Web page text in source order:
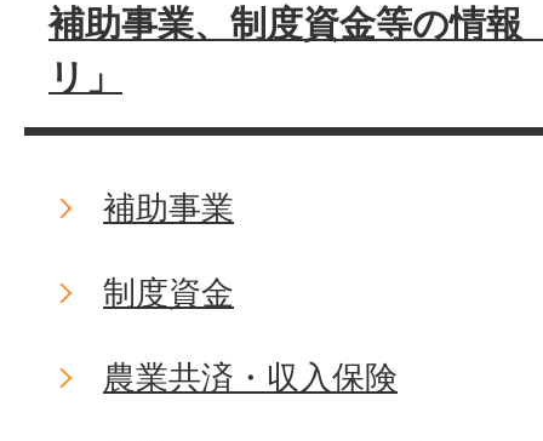
補助事業、制度資金等の情報
リ」
補助事業
制度資金
農業共済・収入保険